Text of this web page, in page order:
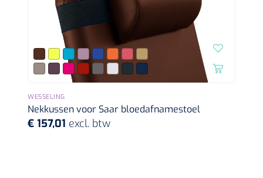
Diversen
Kleeflaag removers
Watten
Verbandhaakjes
Nierbekken
WESSELING
Nekkussen voor Saar bloedafnamestoel
€ 157,01 excl. btw